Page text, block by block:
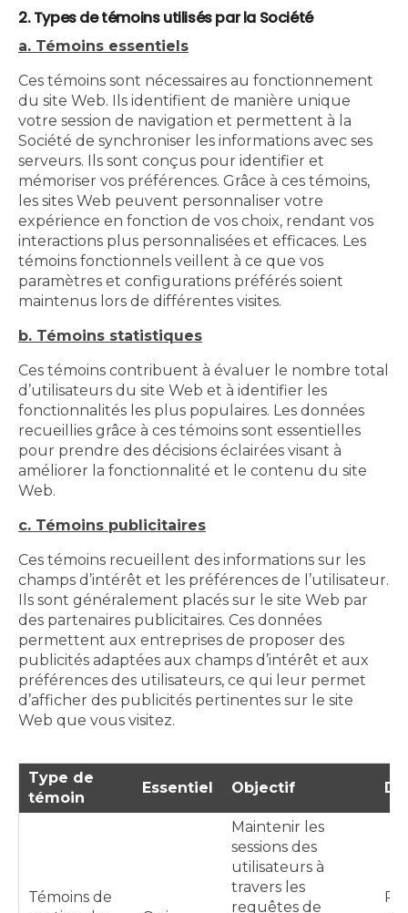
2. Types de témoins utilisés par la Société
a. Témoins essentiels
Ces témoins sont nécessaires au fonctionnement
du site Web. Ils identifient de manière unique
votre session de navigation et permettent à la
Société de synchroniser les informations avec ses
serveurs. Ils sont conçus pour identifier et
mémoriser vos préférences. Grâce à ces témoins,
les sites Web peuvent personnaliser votre
expérience en fonction de vos choix, rendant vos
interactions plus personnalisées et efficaces. Les
témoins fonctionnels veillent à ce que vos
paramètres et configurations préférés soient
maintenus lors de différentes visites.
b. Témoins statistiques
Ces témoins contribuent à évaluer le nombre total
d’utilisateurs du site Web et à identifier les
fonctionnalités les plus populaires. Les données
recueillies grâce à ces témoins sont essentielles
pour prendre des décisions éclairées visant à
améliorer la fonctionnalité et le contenu du site
Web.
c. Témoins publicitaires
Ces témoins recueillent des informations sur les
champs d’intérêt et les préférences de l’utilisateur.
Ils sont généralement placés sur le site Web par
des partenaires publicitaires. Ces données
permettent aux entreprises de proposer des
publicités adaptées aux champs d’intérêt et aux
préférences des utilisateurs, ce qui leur permet
d’afficher des publicités pertinentes sur le site
Web que vous visitez.
Type de
témoin
Essentiel Objectif
Témoins de
Maintenir les
sessions des
utilisateurs à
travers les
requêtes de